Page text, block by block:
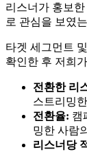
리스너가 홍보
로 관심을 보였
타겟 세그먼트
확인한 후 저희
전환한 리
스트리밍
전환율: 캠
밍한 사람
리스너당